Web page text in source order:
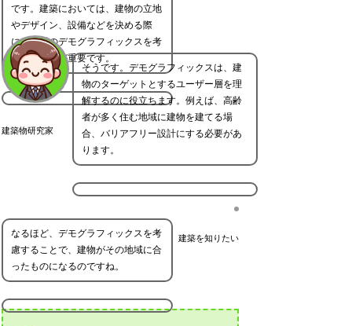
です。建築においては、建物の立地
やデザイン、設備などを決める際
に、周辺のデモグラフィックスを考
慮することが重要です。
建築物研究家
そうです。デモグラフィックスは、建
物のターゲットとするユーザー層を理
解するのに役立ちます。例えば、高齢
者が多く住む地域に建物を建てる場
合、バリアフリー設計にする必要があ
ります。
建築を知りたい
なるほど、デモグラフィックスを考
慮することで、建物がその地域に合
ったものになるのですね。